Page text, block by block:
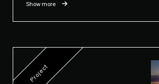
Show more
Project